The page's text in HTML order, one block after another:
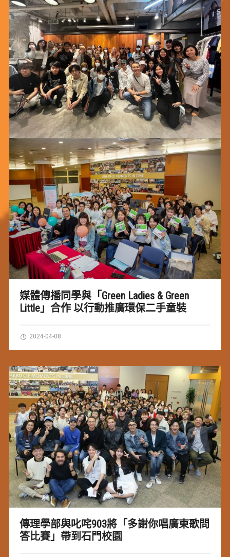
媒體傳播同學與「Green Ladies & Green
Little」合作 以行動推廣環保二手童裝
2024-04-08
傳理學部與叱咤903將「多謝你唱廣東歌問
答比賽」帶到石門校園